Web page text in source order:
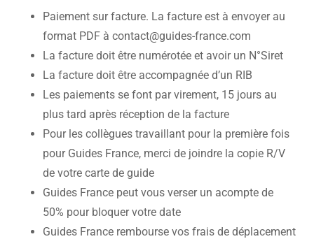
Paiement sur facture. La facture est à envoyer au
format PDF à contact@guides-france.com
La facture doit être numérotée et avoir un N°Siret
La facture doit être accompagnée d’un RIB
Les paiements se font par virement, 15 jours au
plus tard après réception de la facture
Pour les collègues travaillant pour la première fois
pour Guides France, merci de joindre la copie R/V
de votre carte de guide
Guides France peut vous verser un acompte de
50% pour bloquer votre date
Guides France rembourse vos frais de déplacement